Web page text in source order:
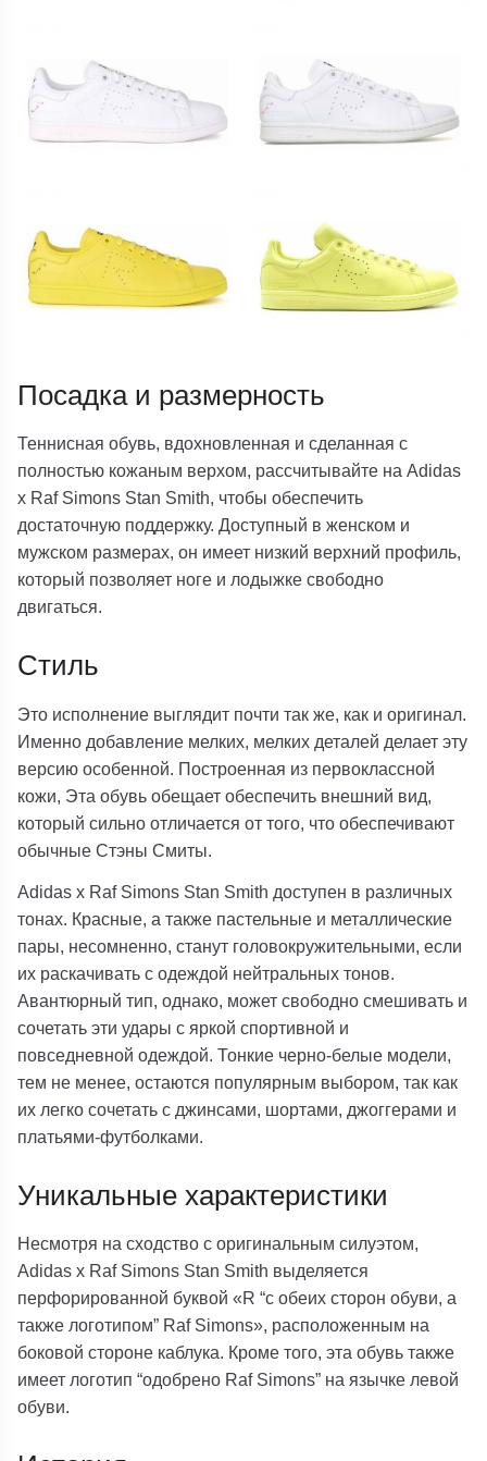
Посадка и размерность
Теннисная обувь, вдохновленная и сделанная с
полностью кожаным верхом, рассчитывайте на Adidas
x Raf Simons Stan Smith, чтобы обеспечить
достаточную поддержку. Доступный в женском и
мужском размерах, он имеет низкий верхний профиль,
который позволяет ноге и лодыжке свободно
двигаться.
Стиль
Это исполнение выглядит почти так же, как и оригинал.
Именно добавление мелких, мелких деталей делает эту
версию особенной. Построенная из первоклассной
кожи, Эта обувь обещает обеспечить внешний вид,
который сильно отличается от того, что обеспечивают
обычные Стэны Смиты.
Adidas x Raf Simons Stan Smith доступен в различных
тонах. Красные, а также пастельные и металлические
пары, несомненно, станут головокружительными, если
их раскачивать с одеждой нейтральных тонов.
Авантюрный тип, однако, может свободно смешивать и
сочетать эти удары с яркой спортивной и
повседневной одеждой. Тонкие черно-белые модели,
тем не менее, остаются популярным выбором, так как
их легко сочетать с джинсами, шортами, джоггерами и
платьями-футболками.
Уникальные характеристики
Несмотря на сходство с оригинальным силуэтом,
Adidas x Raf Simons Stan Smith выделяется
перфорированной буквой «R “с обеих сторон обуви, а
также логотипом” Raf Simons», расположенным на
боковой стороне каблука. Кроме того, эта обувь также
имеет логотип “одобрено Raf Simons” на язычке левой
обуви.